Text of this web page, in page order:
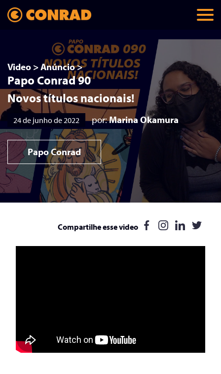
Video >Anúncio>
Papo Conrad 90
Novos títulos nacionais!
24 de junho de 2022 por:Marina Okamura
Papo Conrad
Compartilhe esse video